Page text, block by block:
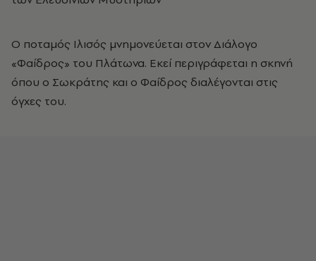
Ο ποταμός Ιλισός μνημονεύεται στον Διάλογο
«Φαίδρος» του Πλάτωνα. Εκεί περιγράφεται η σκηνή
όπου ο Σωκράτης και ο Φαίδρος διαλέγονται στις
όγχες του.